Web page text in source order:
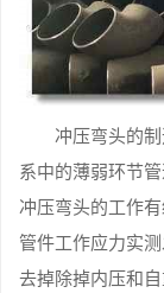
冲压弯头的
系中的薄弱环节
冲压弯头的工作
管件工作应力实
去掉除掉内压和